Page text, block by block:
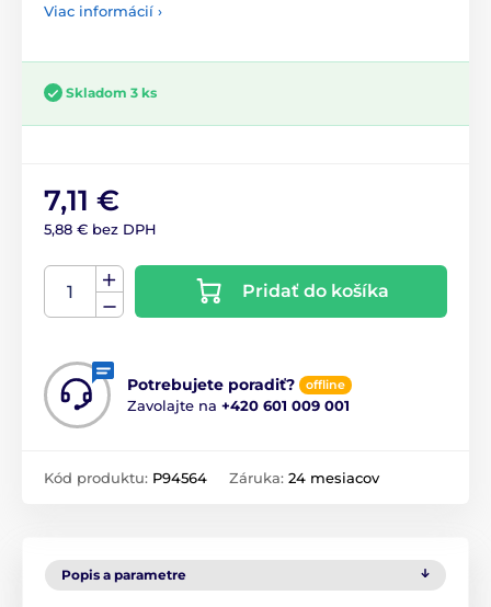
Viac informácií ›
Skladom 3 ks
7,11 €
5,88 € bez DPH
Pridať do košíka
Potrebujete poradiť? offline
Zavolajte na +420 601 009 001
Kód produktu: P94564 Záruka: 24 mesiacov
Popis a parametre